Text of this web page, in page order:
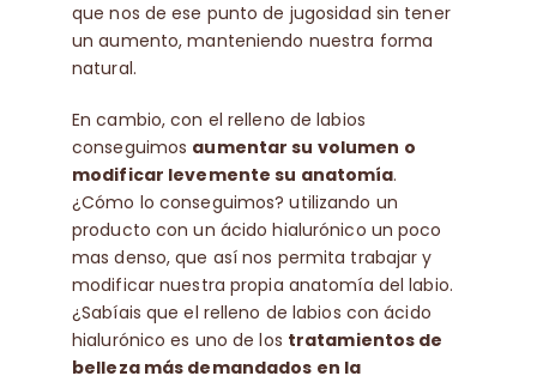
que nos de ese punto de jugosidad sin tener
un aumento, manteniendo nuestra forma
natural.
En cambio, con el relleno de labios
conseguimos aumentar su volumen o
modificar levemente su anatomía.
¿Cómo lo conseguimos? utilizando un
producto con un ácido hialurónico un poco
mas denso, que así nos permita trabajar y
modificar nuestra propia anatomía del labio.
¿Sabíais que el relleno de labios con ácido
hialurónico es uno de los tratamientos de
belleza más demandados en la